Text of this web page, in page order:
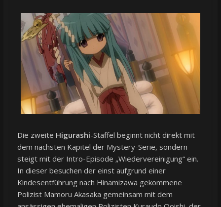
Die zweite Higurashi-Staffel beginnt nicht direkt mit
dem nächsten Kapitel der Mystery-Serie, sondern
steigt mit der Intro-Episode „Wiedervereinigung“ ein.
In dieser besuchen der einst aufgrund einer
Kindesentführung nach Hinamizawa gekommene
Polizist Mamoru Akasaka gemeinsam mit dem